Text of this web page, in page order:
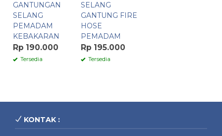
GANTUNGAN
SELANG
PEMADAM
KEBAKARAN
Rp 190.000
Tersedia
SELANG
GANTUNG FIRE
HOSE
PEMADAM
Rp 195.000
Tersedia
KONTAK :